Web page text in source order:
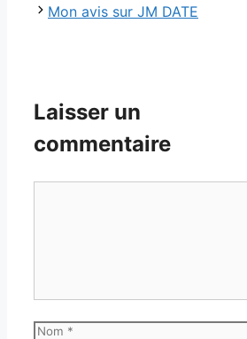
Mon avis sur JM DATE
Laisser un
commentaire
Nom